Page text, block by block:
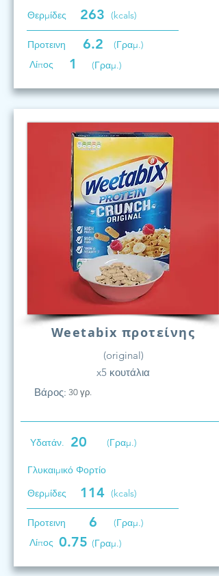
Θερμίδες 263 (kcals)
Προτεινη 6.2
(Γραμ.)
Λίπος
1 (Γραμ.)
Weetabix προτείνης
(original)
x5 κουτάλια
Βάρος: 30 γρ.
Υδατάν. 20 (Γραμ.)
Γλυκαιμικό Φορτίο
Θερμίδες
114 (kcals)
Προτεινη 6
(Γραμ.)
Λίπος 0.75 (Γραμ.)